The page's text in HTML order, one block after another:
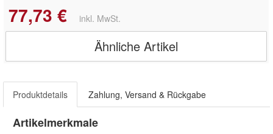
77,73 € inkl. MwSt.
Ähnliche Artikel
Produktdetails Zahlung, Versand & Rückgabe
Artikelmerkmale